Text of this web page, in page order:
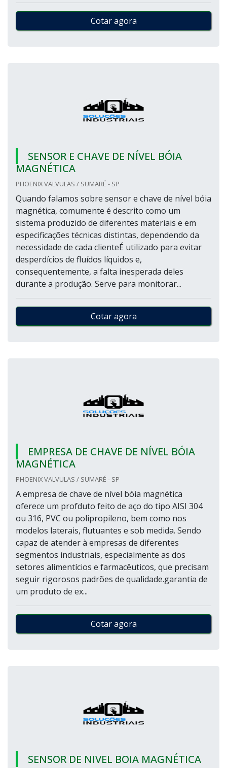
Cotar agora
SENSOR E CHAVE DE NÍVEL BÓIA
MAGNÉTICA
PHOENIX VALVULAS / SUMARÉ - SP
Quando falamos sobre sensor e chave de nível bóia
magnética, comumente é descrito como um
sistema produzido de diferentes materiais e em
especificações técnicas distintas, dependendo da
necessidade de cada clienteÉ utilizado para evitar
desperdícios de fluídos líquidos e,
consequentemente, a falta inesperada deles
durante a produção. Serve para monitorar...
Cotar agora
EMPRESA DE CHAVE DE NÍVEL BÓIA
MAGNÉTICA
PHOENIX VALVULAS / SUMARÉ - SP
A empresa de chave de nível bóia magnética
oferece um profduto feito de aço do tipo AISI 304
ou 316, PVC ou polipropileno, bem como nos
modelos laterais, flutuantes e sob medida. Sendo
capaz de atender à empresas de diferentes
segmentos industriais, especialmente as dos
setores alimentícios e farmacêuticos, que precisam
seguir rigorosos padrões de qualidade.garantia de
um produto de ex...
Cotar agora
SENSOR DE NIVEL BOIA MAGNÉTICA